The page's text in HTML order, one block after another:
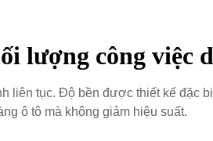
lượng công việc
liên tục. Độ bền được thiết kế đặc
ô tô mà không giảm hiệu suất.